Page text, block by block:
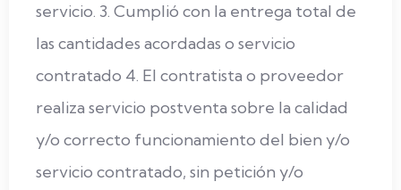
servicio. 3. Cumplió con la entrega total de
las cantidades acordadas o servicio
contratado 4. El contratista o proveedor
realiza servicio postventa sobre la calidad
y/o correcto funcionamiento del bien y/o
servicio contratado, sin petición y/o